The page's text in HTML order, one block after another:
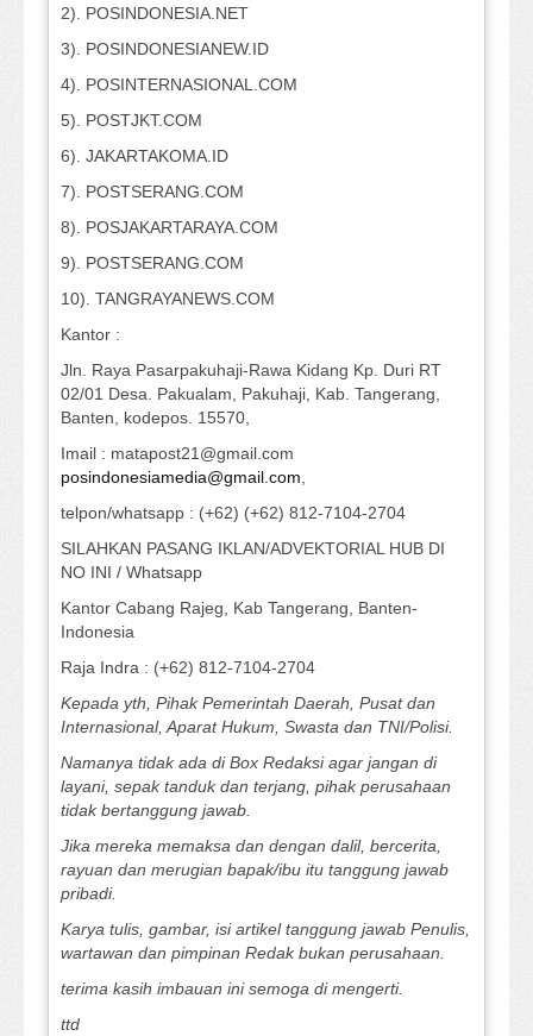
2). POSINDONESIA.NET
3). POSINDONESIANEW.ID
4). POSINTERNASIONAL.COM
5). POSTJKT.COM
6). JAKARTAKOMA.ID
7). POSTSERANG.COM
8). POSJAKARTARAYA.COM
9). POSTSERANG.COM
10). TANGRAYANEWS.COM
Kantor :
Jln. Raya Pasarpakuhaji-Rawa Kidang Kp. Duri RT
02/01 Desa. Pakualam, Pakuhaji, Kab. Tangerang,
Banten, kodepos. 15570,
Imail : matapost21@gmail.com
posindonesiamedia@gmail.com,
telpon/whatsapp : (+62) (+62) 812-7104-2704
SILAHKAN PASANG IKLAN/ADVEKTORIAL HUB DI
NO INI / Whatsapp
Kantor Cabang Rajeg, Kab Tangerang, Banten-
Indonesia
Raja Indra : (+62) 812-7104-2704
Kepada yth, Pihak Pemerintah Daerah, Pusat dan
Internasional, Aparat Hukum, Swasta dan TNI/Polisi.
Namanya tidak ada di Box Redaksi agar jangan di
layani, sepak tanduk dan terjang, pihak perusahaan
tidak bertanggung jawab.
Jika mereka memaksa dan dengan dalil, bercerita,
rayuan dan merugian bapak/ibu itu tanggung jawab
pribadi.
Karya tulis, gambar, isi artikel tanggung jawab Penulis,
wartawan dan pimpinan Redak bukan perusahaan.
terima kasih imbauan ini semoga di mengerti.
ttd